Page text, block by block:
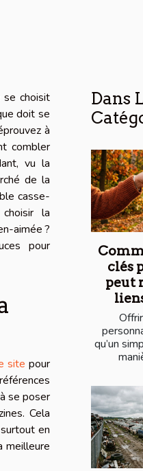
choisit
doit se
à
combler
vu la
de la
casse-
la
aimée ?
pour
site pour
se poser
Cela
en
meilleure
Dans
clés
peut
qu’un